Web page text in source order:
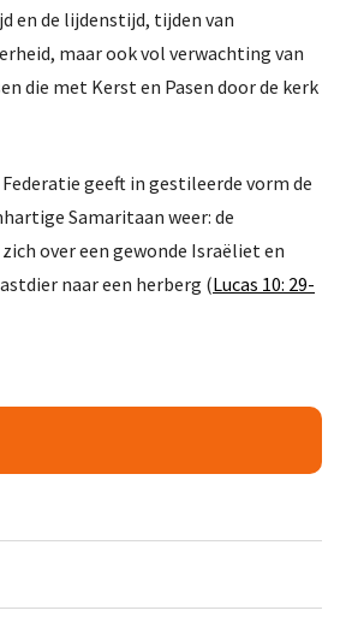
en de lijdenstijd, tijden van
maar ook vol verwachting van
die met Kerst en Pasen door de kerk
geeft in gestileerde vorm de
Samaritaan weer: de
over een gewonde Israëliet en
naar een herberg (Lucas 10: 29-